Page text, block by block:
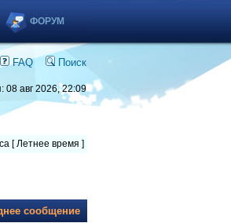
ФОРУМ
FAQ Поиск
08 авг 2026, 22:09
[ Летнее время ]
сообщение